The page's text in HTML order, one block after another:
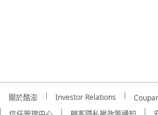
關於酷澎 Investor Relations